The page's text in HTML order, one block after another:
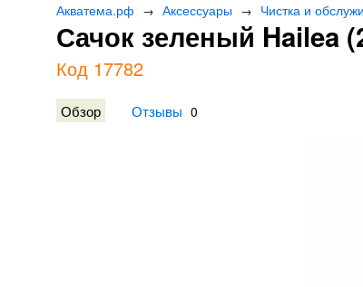
Акватема.рф → Аксессуары → Чистка и
Сачок зеленый Hailea
Код 17782
Обзор Отзывы 0